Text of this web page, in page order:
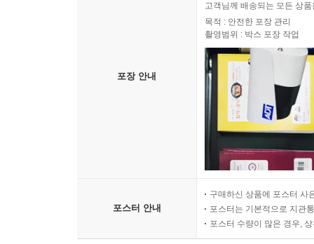
포장 안내
고객님께 배송되는 모든 상
목적 : 안전한 포장 관리
촬영범위 : 박스 포장 작업
포스터 안내
구매하신 상품에 포스터 사
포스터는 기본적으로 지관
포스터 수량이 많은 경우,